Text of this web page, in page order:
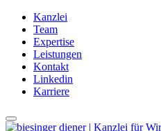
Kanzlei
Team
Expertise
Leistungen
Kontakt
Linkedin
Karriere